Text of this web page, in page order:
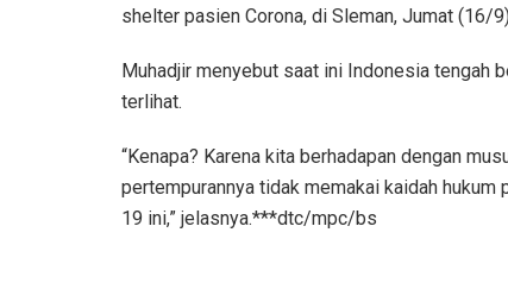
shelter pasien Corona, di Sleman, Jumat (16/
Muhadjir menyebut saat ini Indonesia tengah
terlihat.
“Kenapa? Karena kita berhadapan dengan
pertempurannya tidak memakai kaidah hukum
19 ini,” jelasnya.***dtc/mpc/bs